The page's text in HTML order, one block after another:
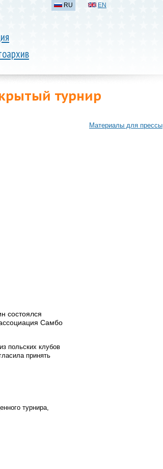
RU EN
турнир
состоялся
Самбо
польских клубов
принять
турнира
Материалы для прессы